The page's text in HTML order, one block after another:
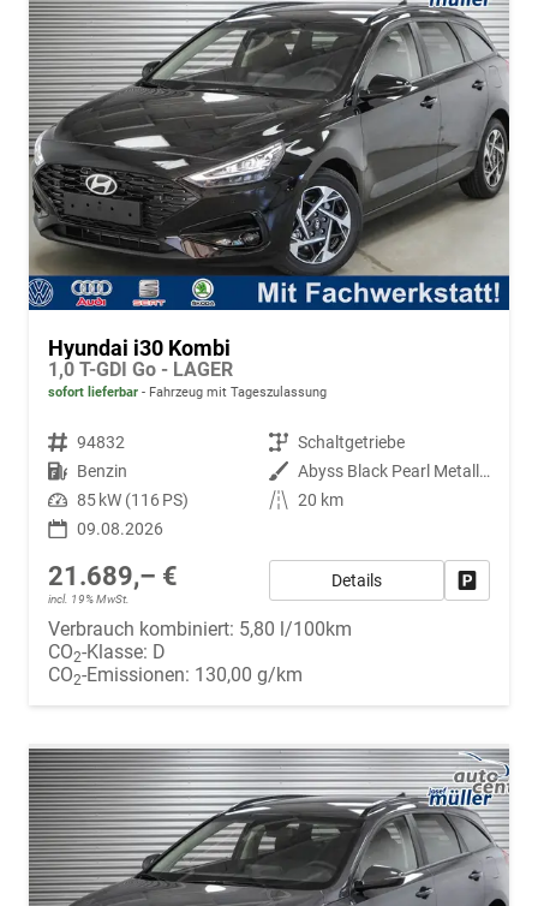
Hyundai i30 Kombi
1,0 T-GDI Go - LAGER
sofort lieferbar Fahrzeug mit Tageszulassung
Fahrzeugnr. 94832 Getriebe Schaltgetriebe
Kraftstoff Benzin Außenfarbe
Abyss Black Pearl Metallic ()
Leistung 85 kW (116 PS) Kilometerstand 20 km
09.08.2026
21.689,– €
incl. 19% MwSt.
Details
Verbrauch kombiniert: 5,80 l/100km
CO2-Klasse: D
CO2-Emissionen: 130,00 g/km